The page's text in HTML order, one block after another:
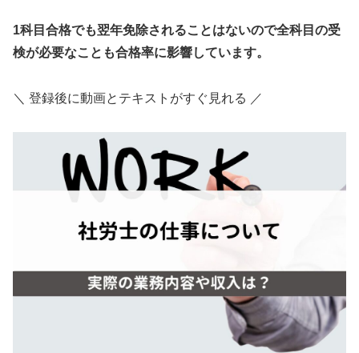
1科目合格でも翌年免除されることはないので全科目の受
検が必要なことも合格率に影響しています。
＼ 登録後に動画とテキストがすぐ見れる ／